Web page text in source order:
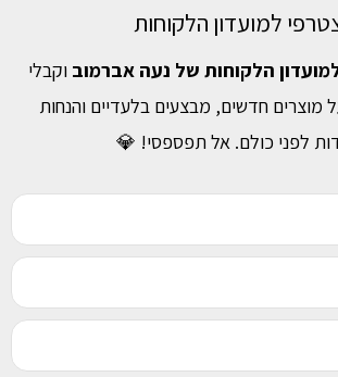
למועדון הלקוחות
הלקוחות של נעה אברמוב וקבלי
מוצרים חדשים, מבצעים בלעדיים והנחות
לפני כולם. אל תפספסי! 💎